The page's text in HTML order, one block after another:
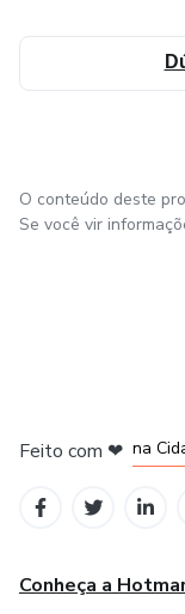
O conteúdo deste
Se você vir
Feito com ❤ na
Conheça a